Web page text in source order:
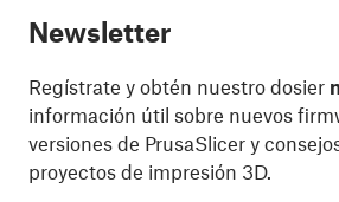
Newsletter
Regístrate y obtén nuestro dosier
información útil sobre nuevos
versiones de PrusaSlicer y
proyectos de impresión 3D.